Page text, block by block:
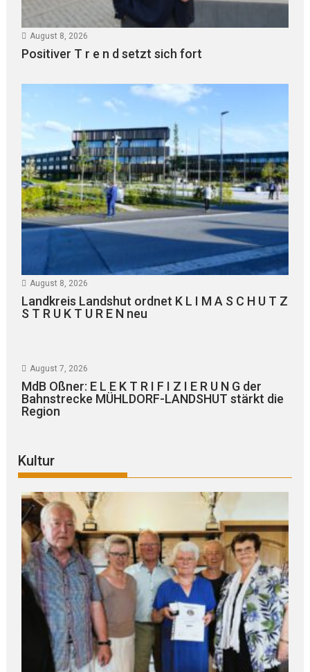
August 8, 2026
Positiver T r e n d setzt sich fort
August 8, 2026
Landkreis Landshut ordnet K L I M A S C H U T Z
S T R U K T U R E N neu
August 7, 2026
MdB Oßner: E L E K T R I F I Z I E R U N G der
Bahnstrecke MÜHLDORF-LANDSHUT stärkt die
Region
Kultur